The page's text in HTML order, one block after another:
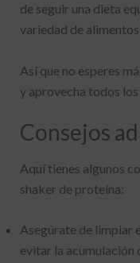
de seguir una dieta
variedad de
Así que no esperes
y aprovecha todos
Consejos
Aquí tienes algunos
shaker de proteína:
Asegúrate de limpiar
evitar la acumulación